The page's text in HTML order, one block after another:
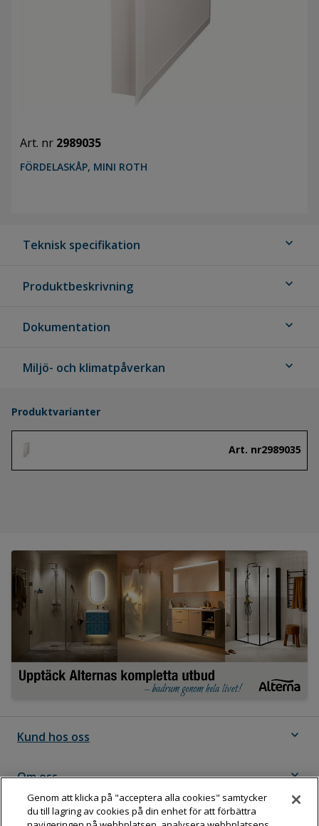
Art. nr 2989035
FÖRDELASKÅP, MINI ROTH
Teknisk specifikation expand_more
Produktbeskrivning expand_more
Dokumentation expand_more
Miljö- och klimatpåverkan expand_more
Produktvarianter
Art. nr2989035
Kund hos oss expand_more
Om oss expand_more
Följ Dahl
Genom att klicka på "acceptera alla cookies" samtycker
du till lagring av cookies på din enhet för att förbättra